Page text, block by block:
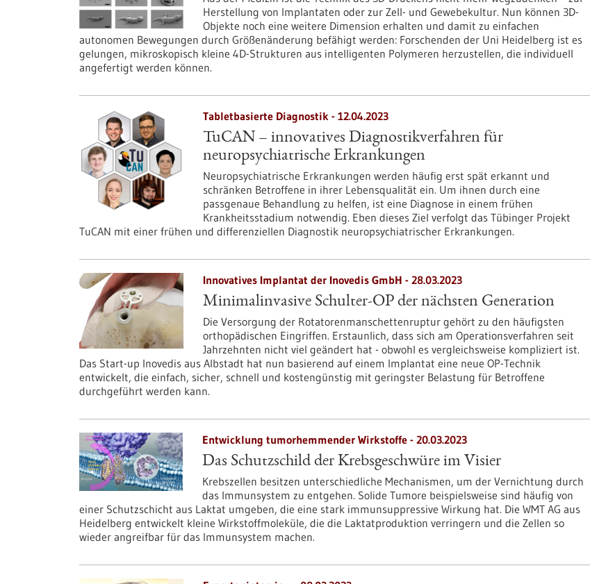
Herstellung von Implantaten oder zur Zell- und Gewebekultur. Nun können 3D-
Objekte noch eine weitere Dimension erhalten und damit zu einfachen
autonomen Bewegungen durch Größenänderung befähigt werden: Forschenden der Uni Heidelberg ist es
gelungen, mikroskopisch kleine 4D-Strukturen aus intelligenten Polymeren herzustellen, die individuell
angefertigt werden können.
Tabletbasierte Diagnostik - 12.04.2023
TuCAN – innovatives Diagnostikverfahren für
neuropsychiatrische Erkrankungen
Neuropsychiatrische Erkrankungen werden häufig erst spät erkannt und
schränken Betroffene in ihrer Lebensqualität ein. Um ihnen durch eine
passgenaue Behandlung zu helfen, ist eine Diagnose in einem frühen
Krankheitsstadium notwendig. Eben dieses Ziel verfolgt das Tübinger Projekt
TuCAN mit einer frühen und differenziellen Diagnostik neuropsychiatrischer Erkrankungen.
Innovatives Implantat der Inovedis GmbH - 28.03.2023
Minimalinvasive Schulter-OP der nächsten Generation
Die Versorgung der Rotatorenmanschettenruptur gehört zu den häufigsten
orthopädischen Eingriffen. Erstaunlich, dass sich am Operationsverfahren seit
Jahrzehnten nicht viel geändert hat - obwohl es vergleichsweise kompliziert ist.
Das Start-up Inovedis aus Albstadt hat nun basierend auf einem Implantat eine neue OP-Technik
entwickelt, die einfach, sicher, schnell und kostengünstig mit geringster Belastung für Betroffene
durchgeführt werden kann.
Entwicklung tumorhemmender Wirkstoffe - 20.03.2023
Das Schutzschild der Krebsgeschwüre im Visier
Krebszellen besitzen unterschiedliche Mechanismen, um der Vernichtung durch
das Immunsystem zu entgehen. Solide Tumore beispielsweise sind häufig von
einer Schutzschicht aus Laktat umgeben, die eine stark immunsuppressive Wirkung hat. Die WMT AG aus
Heidelberg entwickelt kleine Wirkstoffmoleküle, die die Laktatproduktion verringern und die Zellen so
wieder angreifbar für das Immunsystem machen.